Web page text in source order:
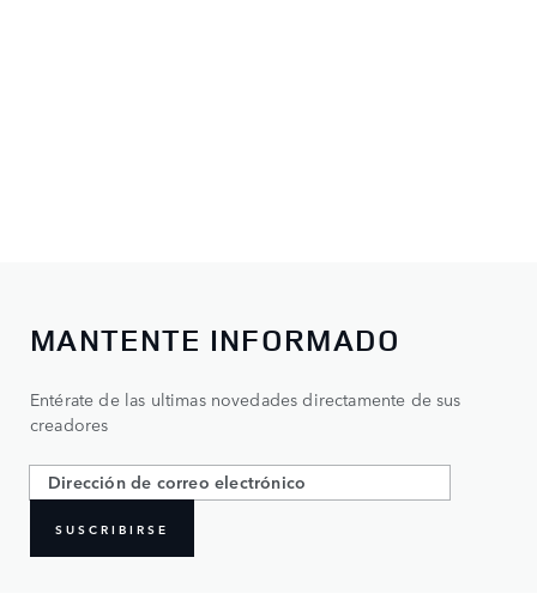
MANTENTE INFORMADO
Entérate de las ultimas novedades directamente de sus
creadores
SUSCRIBIRSE